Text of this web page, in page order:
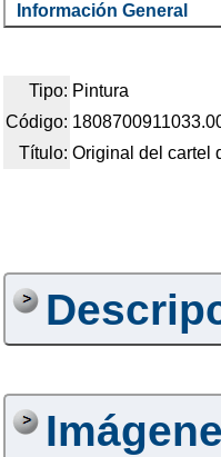
Información General
Tipo: Pintura
Código:
Título: Original del cartel